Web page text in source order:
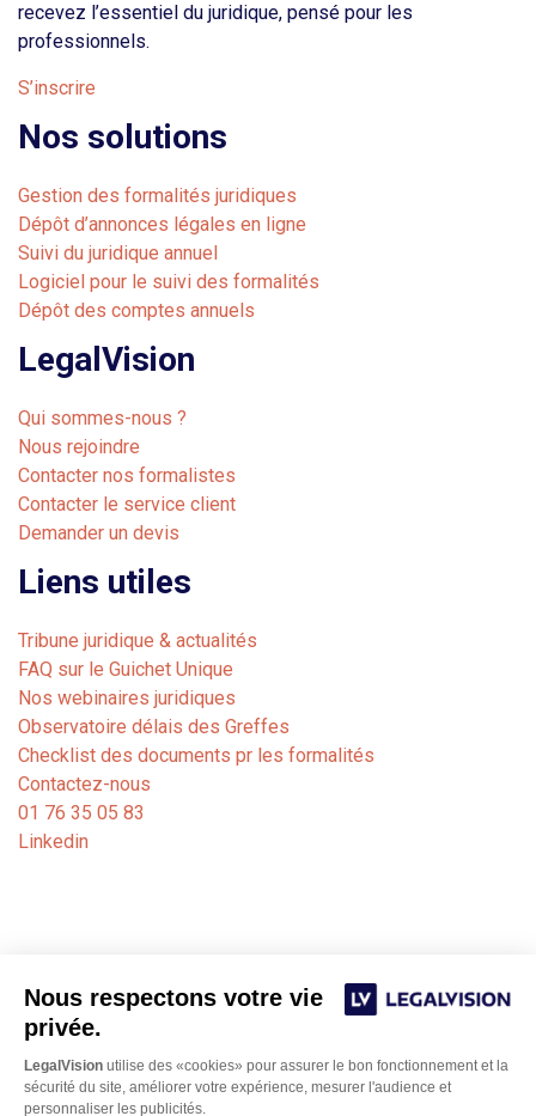
Nous respectons votre vie
privée.
LegalVision utilise des «cookies» pour assurer le bon fonctionnement et la
sécurité du site, améliorer votre expérience, mesurer l'audience et
personnaliser les publicités.
recevez l’essentiel du juridique, pensé pour les
professionnels.
S’inscrire
Nos solutions
Gestion des formalités juridiques
Dépôt d’annonces légales en ligne
Suivi du juridique annuel
Logiciel pour le suivi des formalités
Dépôt des comptes annuels
LegalVision
Qui sommes-nous ?
Nous rejoindre
Contacter nos formalistes
Contacter le service client
Demander un devis
Liens utiles
Tribune juridique & actualités
FAQ sur le Guichet Unique
Nos webinaires juridiques
Observatoire délais des Greffes
Checklist des documents pr les formalités
Contactez-nous
01 76 35 05 83
Linkedin